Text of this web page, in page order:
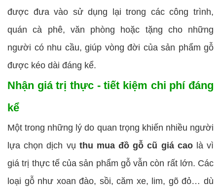
được đưa vào sử dụng lại trong các công trình,
quán cà phê, văn phòng hoặc tặng cho những
người có nhu cầu, giúp vòng đời của sản phẩm gỗ
được kéo dài đáng kể.
Nhận giá trị thực - tiết kiệm chi phí đáng
kể
Một trong những lý do quan trọng khiến nhiều người
lựa chọn dịch vụ thu mua đồ gỗ cũ giá cao là vì
giá trị thực tế của sản phẩm gỗ vẫn còn rất lớn. Các
loại gỗ như xoan đào, sồi, căm xe, lim, gõ đỏ… dù